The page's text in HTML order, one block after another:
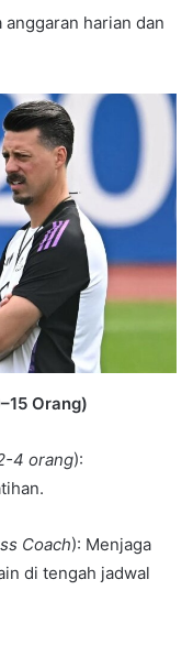
anggaran harian dan
Orang)
4 orang):
Coach): Menjaga
di tengah jadwal